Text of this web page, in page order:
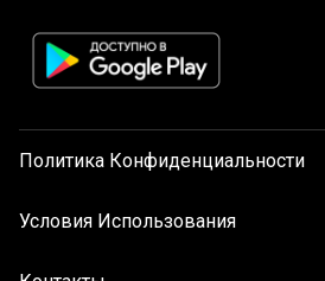
Политика Конфиденциальности
Условия Использования